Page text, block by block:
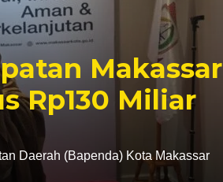
Makam La
Komitmen
Wajo
Kapolres Wajo, AKBP Douglas
dan…